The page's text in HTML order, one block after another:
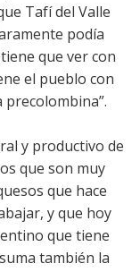
Tafí del Valle
podía
que ver con
el pueblo con
y productivo de
que son muy
que hace
y que hoy
que tiene
también la